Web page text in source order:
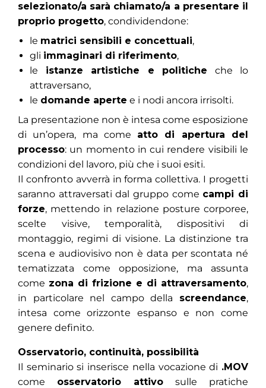
selezionato/a sarà chiamato/a a presentare il
proprio progetto, condividendone:
le matrici sensibili e concettuali,
gli immaginari di riferimento,
le istanze artistiche e politiche che lo
attraversano,
le domande aperte e i nodi ancora irrisolti.
La presentazione non è intesa come esposizione
di un’opera, ma come atto di apertura del
processo: un momento in cui rendere visibili le
condizioni del lavoro, più che i suoi esiti.
Il confronto avverrà in forma collettiva. I progetti
saranno attraversati dal gruppo come campi di
forze, mettendo in relazione posture corporee,
scelte visive, temporalità, dispositivi di
montaggio, regimi di visione. La distinzione tra
scena e audiovisivo non è data per scontata né
tematizzata come opposizione, ma assunta
come zona di frizione e di attraversamento,
in particolare nel campo della screendance,
intesa come orizzonte espanso e non come
genere definito.
Osservatorio, continuità, possibilità
Il seminario si inserisce nella vocazione di .MOV
come osservatorio attivo sulle pratiche